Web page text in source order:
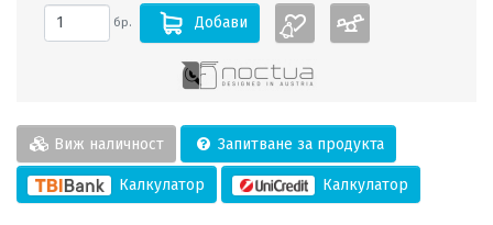
бр. Добави
Виж наличност Запитване за продукта
Калкулатор Калкулатор